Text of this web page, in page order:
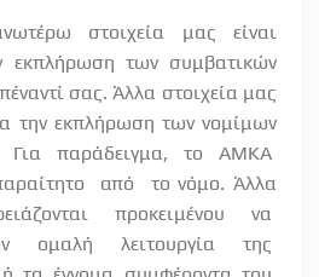
στοιχεία μας είναι
εκπλήρωση των συμβατικών
σας. Άλλα στοιχεία μας
την εκπλήρωση των νομίμων
Για παράδειγμα, το
ΑΜΚΑ
από
το νόμο. Άλλα
προκειμένου
να
ομαλή λειτουργία
της